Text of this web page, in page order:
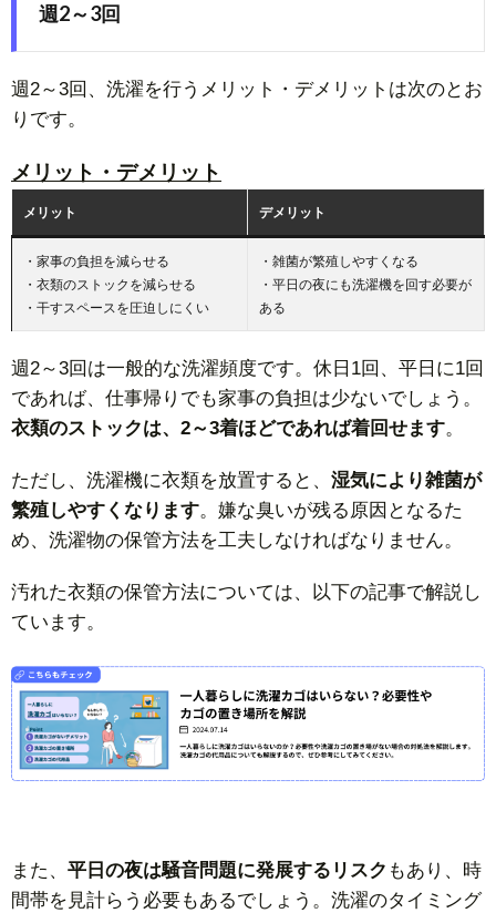
週2～3回
週2～3回、洗濯を行うメリット・デメリットは次のとお
りです。
メリット・デメリット
メリット デメリット
・家事の負担を減らせる
・衣類のストックを減らせる
・干すスペースを圧迫しにくい
・雑菌が繁殖しやすくなる
・平日の夜にも洗濯機を回す必要が
ある
週2～3回は一般的な洗濯頻度です。休日1回、平日に1回
であれば、仕事帰りでも家事の負担は少ないでしょう。
衣類のストックは、2～3着ほどであれば着回せます。
ただし、洗濯機に衣類を放置すると、 湿気により雑菌が
繁殖しやすくなります。嫌な臭いが残る原因となるた
め、洗濯物の保管方法を工夫しなければなりません。
汚れた衣類の保管方法については、以下の記事で解説し
ています。
また、 平日の夜は騒音問題に発展するリスク もあり、時
間帯を見計らう必要もあるでしょう。洗濯のタイミング